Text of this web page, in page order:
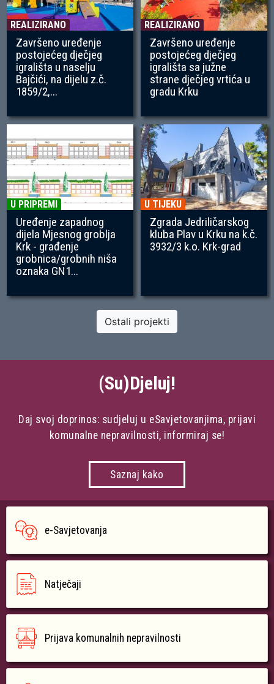
REALIZIRANO
Završeno uređenje
postojećeg dječjeg
igrališta u naselju
Bajčići, na dijelu z.č.
1859/2,...
REALIZIRANO
Završeno uređenje
postojećeg dječjeg
igrališta sa južne
strane dječjeg vrtića u
gradu Krku
U PRIPREMI
Uređenje zapadnog
dijela Mjesnog groblja
Krk - građenje
grobnica/grobnih niša
oznaka GN1...
U TIJEKU
Zgrada Jedriličarskog
kluba Plav u Krku na k.č.
3932/3 k.o. Krk-grad
Ostali projekti
(Su)Djeluj!
Daj svoj doprinos: sudjeluj u eSavjetovanjima, prijavi
komunalne nepravilnosti, informiraj se!
Saznaj kako
e-Savjetovanja
Natječaji
Prijava komunalnih nepravilnosti